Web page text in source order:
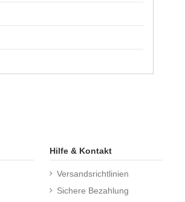
Hilfe & Kontakt
Versandsrichtlinien
Sichere Bezahlung